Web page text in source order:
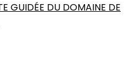
GUIDÉE DU DOMAINE DE